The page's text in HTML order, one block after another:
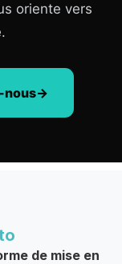
oriente vers
nous
de mise en